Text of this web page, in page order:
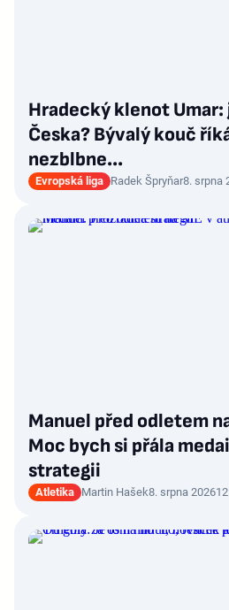
Hradecký klenot Umar:
Česka? Bývalý kouč
nezblbne...
Evropská liga Radek Špryňar8. srpna
Manuel před odletem
Moc bych si přála
strategii
Atletika Martin Hašek8. srpna 2026